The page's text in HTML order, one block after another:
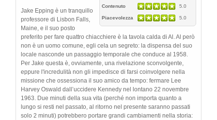
Contenuto 5.0
Piacevolezza 5.0
Jake Epping è un tranquillo
professore di Lisbon Falls,
Maine, e il suo posto
preferito per fare quattro chiacchiere è la tavola calda di Al. Al però
non è un uomo comune, egli cela un segreto: la dispensa del suo
locale nasconde un passaggio temporale che conduce al 1958.
Per Jake questa è, ovviamente, una rivelazione sconvolgente,
eppure l'incredulità non gli impedisce di farsi coinvolgere nella
missione che ossessiona il suo amico da tempo: fermare Lee
Harvey Oswald dall’uccidere Kennedy nel lontano 22 novembre
1963. Due minuti della sua vita (perché non importa quanto a
lungo si resti nel passato, al ritorno nel presente saranno passati
solo 2 minuti) potrebbero portare grandi cambiamenti nella storia: